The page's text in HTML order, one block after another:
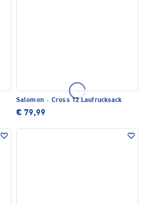
Salomon · Cross 12 Laufrucksack
€ 79,99